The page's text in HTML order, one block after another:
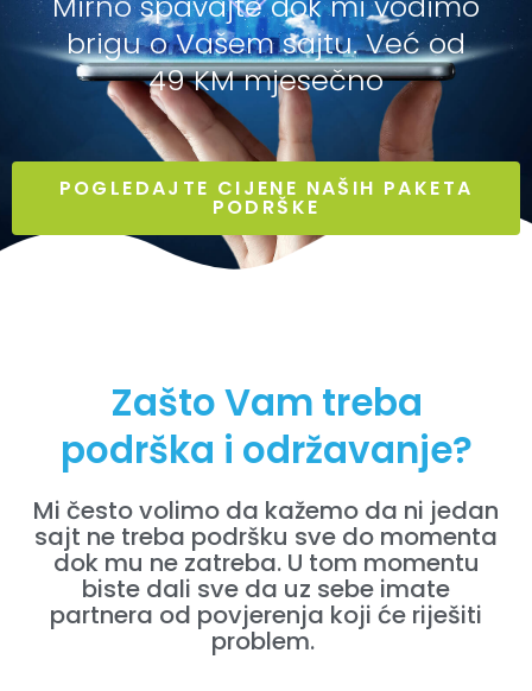
brigu o Vašem sajtu. Već od
49 KM mjesečno
POGLEDAJTE CIJENE NAŠIH PAKETA
PODRŠKE
Zašto Vam treba
podrška i održavanje?
Mi često volimo da kažemo da ni jedan
sajt ne treba podršku sve do momenta
dok mu ne zatreba. U tom momentu
biste dali sve da uz sebe imate
partnera od povjerenja koji će riješiti
problem.